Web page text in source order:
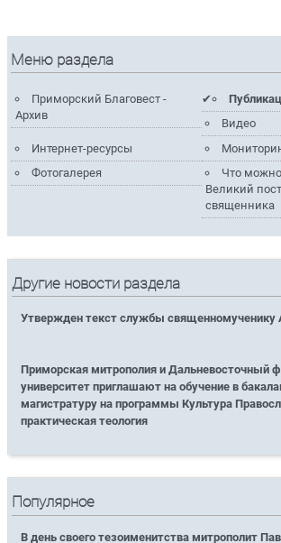
Меню раздела
Приморский Благовест -
Архив
Видео
Интернет-ресурсы
Фотогалерея
Что
Великий
священника
Другие новости раздела
Утвержден текст службы
Приморская митрополия и Дальневосточный
университет приглашают на обучение в
магистратуру на программы Культура
практическая теология
Популярное
В день своего тезоименитства митрополит